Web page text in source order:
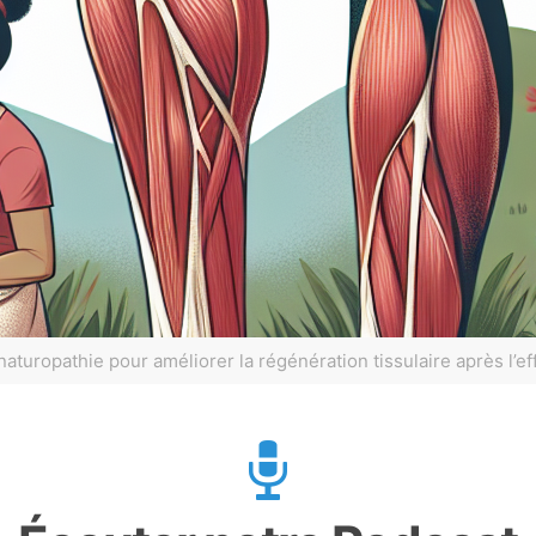
pour améliorer la régénération tissulaire après